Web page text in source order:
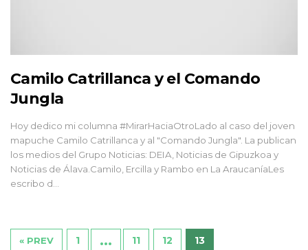
Camilo Catrillanca y el Comando
Jungla
Hoy dedico mi columna #MirarHaciaOtroLado al caso del joven
mapuche Camilo Catrillanca y al "Comando Jungla". La publican
los medios del Grupo Noticias: DEIA, Noticias de Gipuzkoa y
Noticias de Álava.Camilo, Ercilla y Rambo en La AraucaníaLes
escribo d...
« PREV 1 … 11 12 13